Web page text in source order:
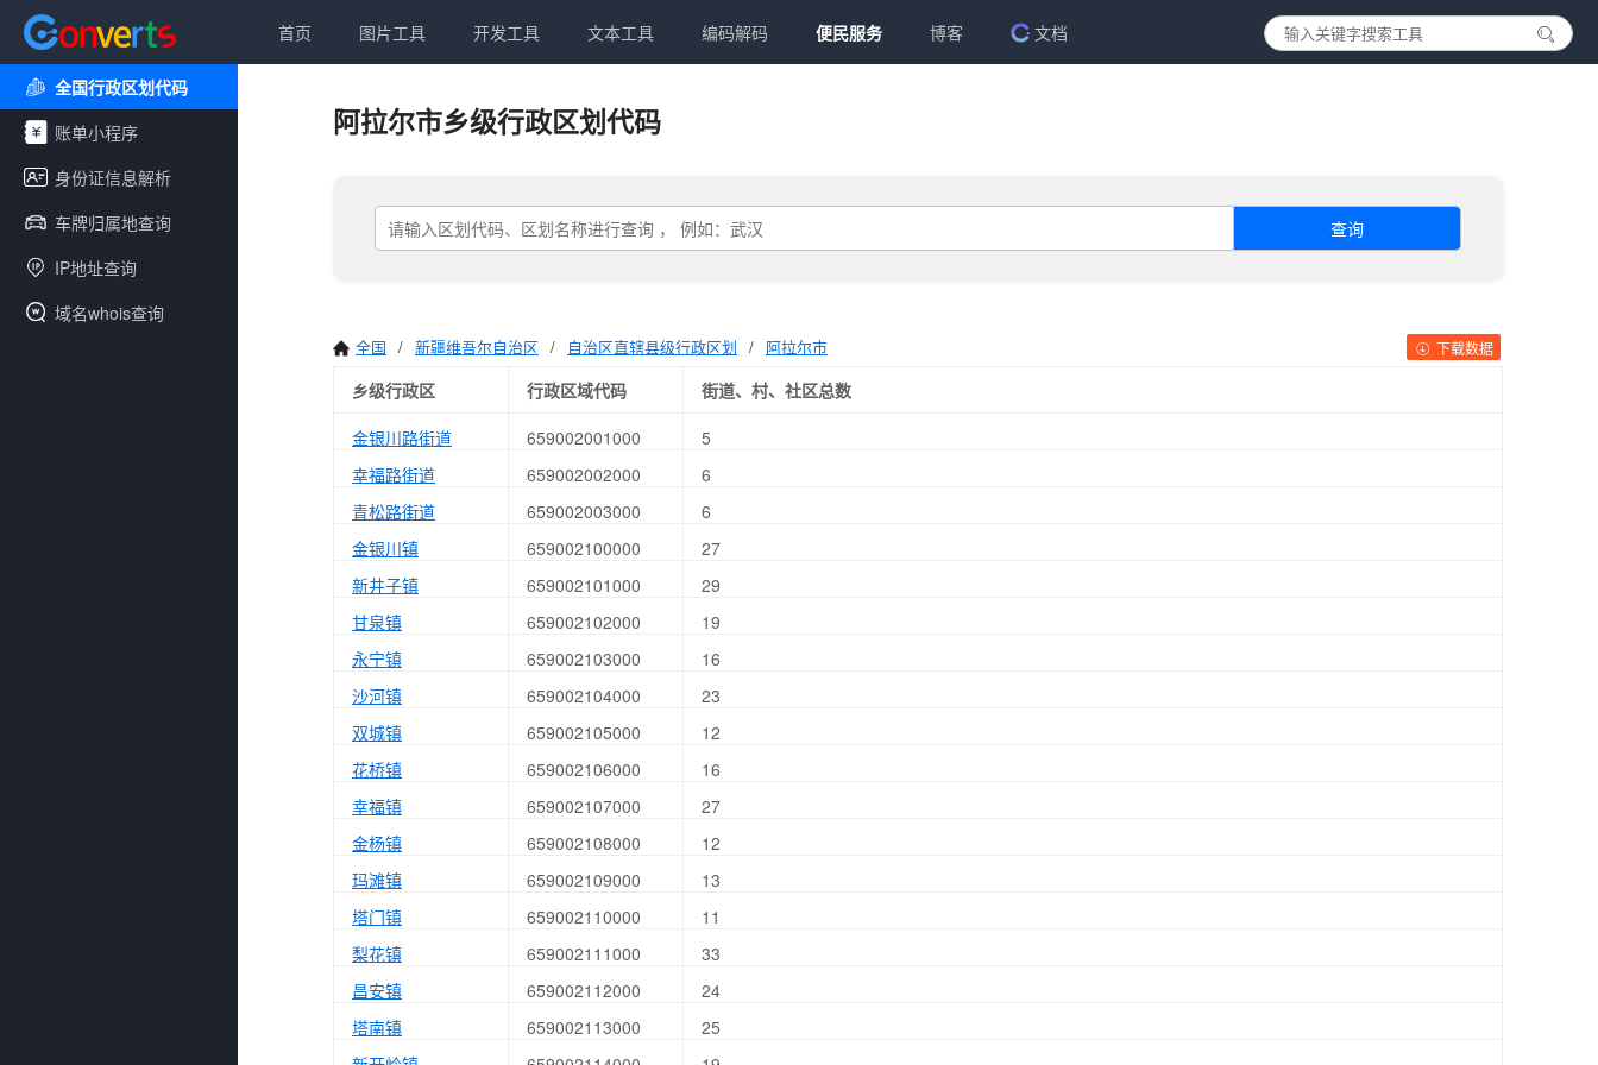
首页 图片工具 开发工具 文本工具 编码解码 便民服务 博客 文档
全国行政区划代码
账单小程序
身份证信息解析
车牌归属地查询
IP地址查询
域名whois查询
阿拉尔市乡级行政区划代码
查询
全国 / 新疆维吾尔自治区 / 自治区直辖县级行政区划 / 阿拉尔市 下载数据
乡级行政区 行政区域代码
街道、村、社区总数
金银川路街道
659002001000
5
幸福路街道
659002002000
6
青松路街道
659002003000
6
金银川镇
659002100000
27
新井子镇
659002101000
29
甘泉镇
659002102000
19
永宁镇
659002103000
16
沙河镇
659002104000
23
双城镇
659002105000
12
花桥镇
659002106000
16
幸福镇
659002107000
27
金杨镇
659002108000
12
玛滩镇
659002109000
13
塔门镇
659002110000
11
梨花镇
659002111000
33
昌安镇
659002112000
24
塔南镇
659002113000
25